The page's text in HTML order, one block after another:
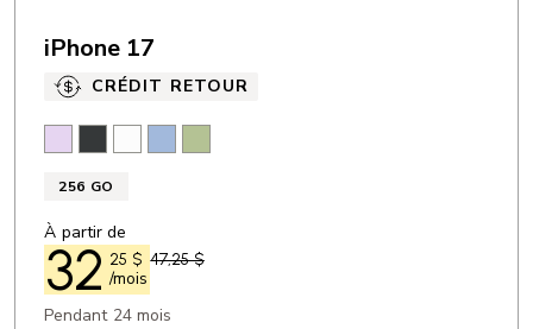
iPhone 17
CRÉDIT RETOUR
256 GO
À partir de
32 25 $
/mois
47,25 $
Pendant 24 mois